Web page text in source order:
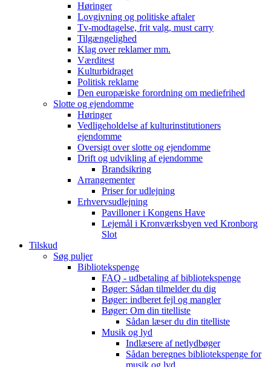
Høringer
Lovgivning og politiske aftaler
Tv-modtagelse, frit valg, must carry
Tilgængelighed
Klag over reklamer mm.
Værditest
Kulturbidraget
Politisk reklame
Den europæiske forordning om mediefrihed
Slotte og ejendomme
Høringer
Vedligeholdelse af kulturinstitutioners
ejendomme
Oversigt over slotte og ejendomme
Drift og udvikling af ejendomme
Brandsikring
Arrangementer
Priser for udlejning
Erhvervsudlejning
Pavilloner i Kongens Have
Lejemål i Kronværksbyen ved Kronborg
Slot
Tilskud
Søg puljer
Bibliotekspenge
FAQ - udbetaling af bibliotekspenge
Bøger: Sådan tilmelder du dig
Bøger: indberet fejl og mangler
Bøger: Om din titelliste
Sådan læser du din titelliste
Musik og lyd
Indlæsere af netlydbøger
Sådan beregnes bibliotekspenge for
musik og lyd